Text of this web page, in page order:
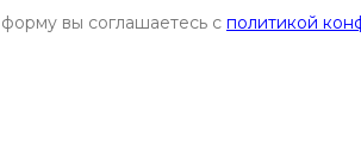
вы соглашаетесь с политикой